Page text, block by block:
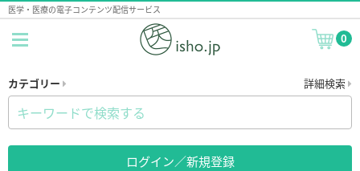
医学・医療の電子コンテンツ配信サービス
0
カテゴリー 詳細検索
ログイン／新規登録